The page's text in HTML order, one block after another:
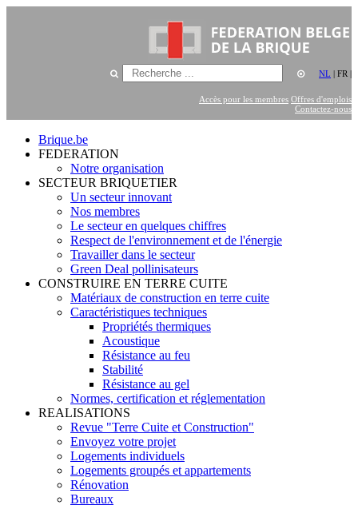
NL | FR |
Accès pour les membres Offres d'emplois
Contactez-nous
Brique.be
FEDERATION
Notre organisation
SECTEUR BRIQUETIER
Un secteur innovant
Nos membres
Le secteur en quelques chiffres
Respect de l'environnement et de l'énergie
Travailler dans le secteur
Green Deal pollinisateurs
CONSTRUIRE EN TERRE CUITE
Matériaux de construction en terre cuite
Caractéristiques techniques
Propriétés thermiques
Acoustique
Résistance au feu
Stabilité
Résistance au gel
Normes, certification et réglementation
REALISATIONS
Revue "Terre Cuite et Construction"
Envoyez votre projet
Logements individuels
Logements groupés et appartements
Rénovation
Bureaux